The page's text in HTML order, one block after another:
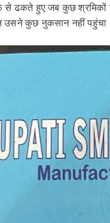
से ढकते हुए जब कुछ श्रमिकों
कुछ नुकसान नहीं